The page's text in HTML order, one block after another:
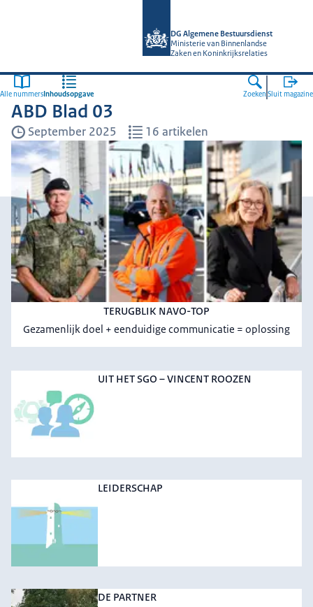
DG Algemene Bestuursdienst
Ministerie van Binnenlandse
Zaken en Koninkrijksrelaties
Alle nummers Inhoudsopgave Zoeken Sluit magazine
ABD Blad 03
September 2025 16 artikelen
TERUGBLIK NAVO-TOP
Gezamenlijk doel + eenduidige communicatie = oplossing
UIT HET SGO – VINCENT ROOZEN
LEIDERSCHAP
DE PARTNER